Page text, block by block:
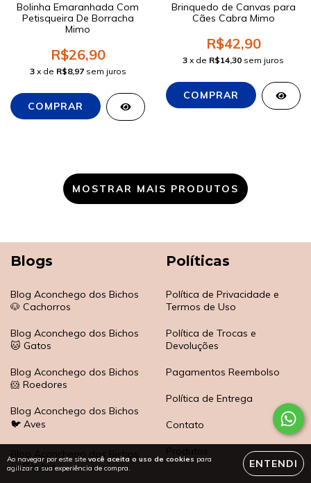
Ao navegar por este site você aceita o uso de cookies para
agilizar a sua experiência de compra.
ENTENDI
Bolinha Emaranhada Com
Petisqueira De Borracha
Mimo
R$26,90
3 x de R$8,97 sem juros
Brinquedo de Canvas para
Cães Cabra Mimo
R$42,90
3 x de R$14,30 sem juros
MOSTRAR MAIS PRODUTOS
Blogs
Blog Aconchego dos Bichos
🐶 Cachorros
Blog Aconchego dos Bichos
🐱 Gatos
Blog Aconchego dos Bichos
🐹 Roedores
Blog Aconchego dos Bichos
🐦 Aves
Blog Aconchego dos Bichos
🐢 Répteis
Políticas
Política de Privacidade e
Termos de Uso
Política de Trocas e
Devoluções
Pagamentos Reembolso
Política de Entrega
Contato